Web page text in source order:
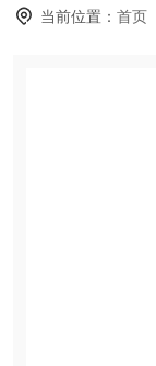
当前位置：首页